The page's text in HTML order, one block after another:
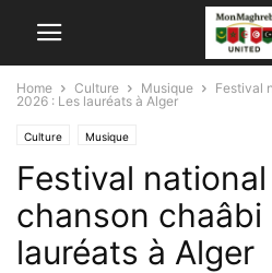
Home Culture Musique
Festival
2026 : Les lauréats à Alger
Culture Musique
Festival
chanson chaâbi
lauréats à Alger